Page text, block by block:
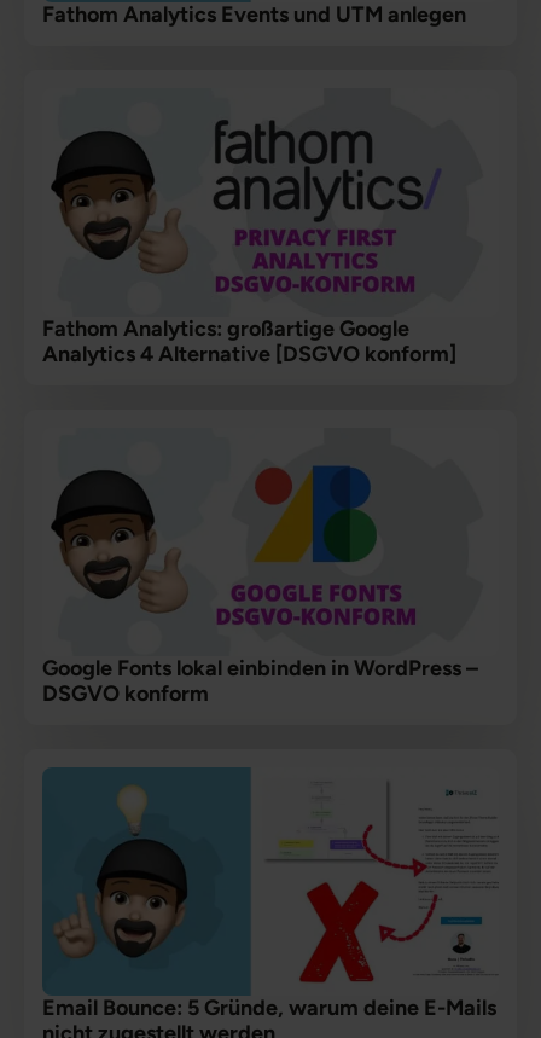
Fathom Analytics Events und UTM anlegen
Fathom Analytics: großartige Google
Analytics 4 Alternative [DSGVO konform]
Google Fonts lokal einbinden in WordPress –
DSGVO konform
Email Bounce: 5 Gründe, warum deine E-Mails